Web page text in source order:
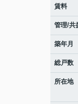
賃料
管理/共
築年月
総戸数
所在地